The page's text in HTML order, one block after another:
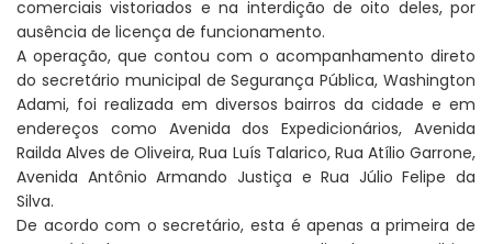
comerciais vistoriados e na interdição de oito deles, por
ausência de licença de funcionamento.
A operação, que contou com o acompanhamento direto
do secretário municipal de Segurança Pública, Washington
Adami, foi realizada em diversos bairros da cidade e em
endereços como Avenida dos Expedicionários, Avenida
Railda Alves de Oliveira, Rua Luís Talarico, Rua Atílio Garrone,
Avenida Antônio Armando Justiça e Rua Júlio Felipe da
Silva.
De acordo com o secretário, esta é apenas a primeira de